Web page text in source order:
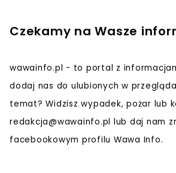
Czekamy na Wasze
wawainfo.pl - to portal z
dodaj nas do ulubionych w
temat? Widzisz wypadek, pożar lub
redakcja@wawainfo.pl lub daj nam
facebookowym profilu Wawa Info.